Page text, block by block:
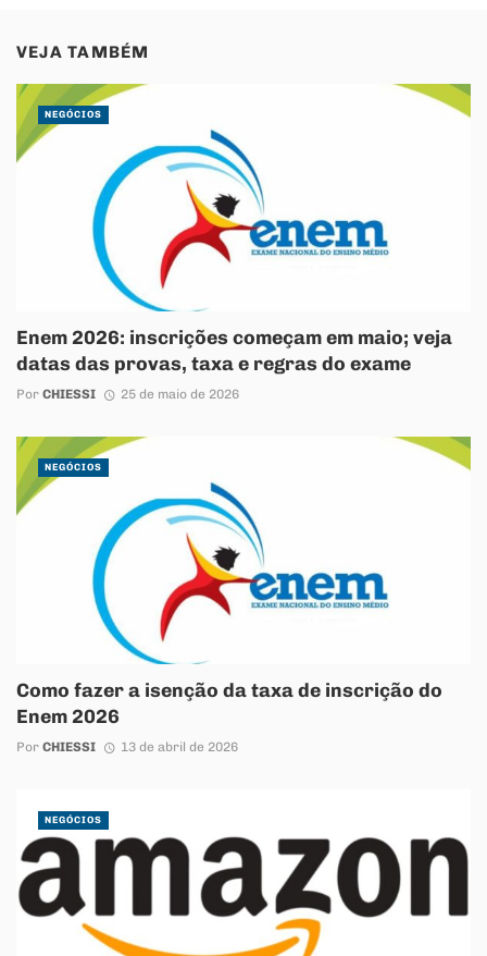
VEJA TAMBÉM
Enem 2026: inscrições começam em maio; veja
datas das provas, taxa e regras do exame
Por CHIESSI 25 de maio de 2026
NEGÓCIOS
Como fazer a isenção da taxa de inscrição do
Enem 2026
Por CHIESSI 13 de abril de 2026
NEGÓCIOS
NEGÓCIOS